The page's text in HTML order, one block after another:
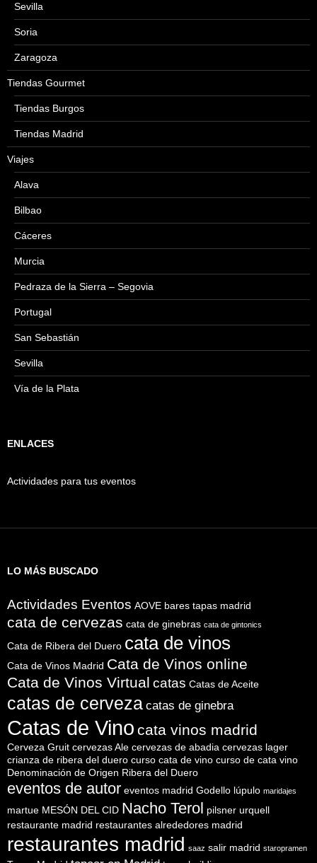
Sevilla
Soria
Zaragoza
Tiendas Gourmet
Tiendas Burgos
Tiendas Madrid
Viajes
Alava
Bilbao
Cáceres
Murcia
Pedraza de la Sierra – Segovia
Portugal
San Sebastián
Sevilla
Vía de la Plata
ENLACES
Actividades para tus eventos
LO MÁS BUSCADO
Actividades Eventos AOVE bares tapas madrid
cata de cervezas cata de ginebras cata de gintonics
Cata de Ribera del Duero cata de vinos
Cata de Vinos Madrid Cata de Vinos online
Cata de Vinos Virtual catas Catas de Aceite
catas de cerveza catas de ginebra
Catas de Vino cata vinos madrid
Cerveza Gruit cervezas Ale cervezas de abadia cervezas lager
crianza de ribera del duero curso cata de vino curso de cata vino
Denominación de Origen Ribera del Duero
eventos de autor eventos madrid Godello lúpulo maridajes
martue MESÓN DEL CID Nacho Terol pilsner urquell
restaurante madrid restaurantes alrededores madrid
restaurantes madrid saaz salir madrid staropramen